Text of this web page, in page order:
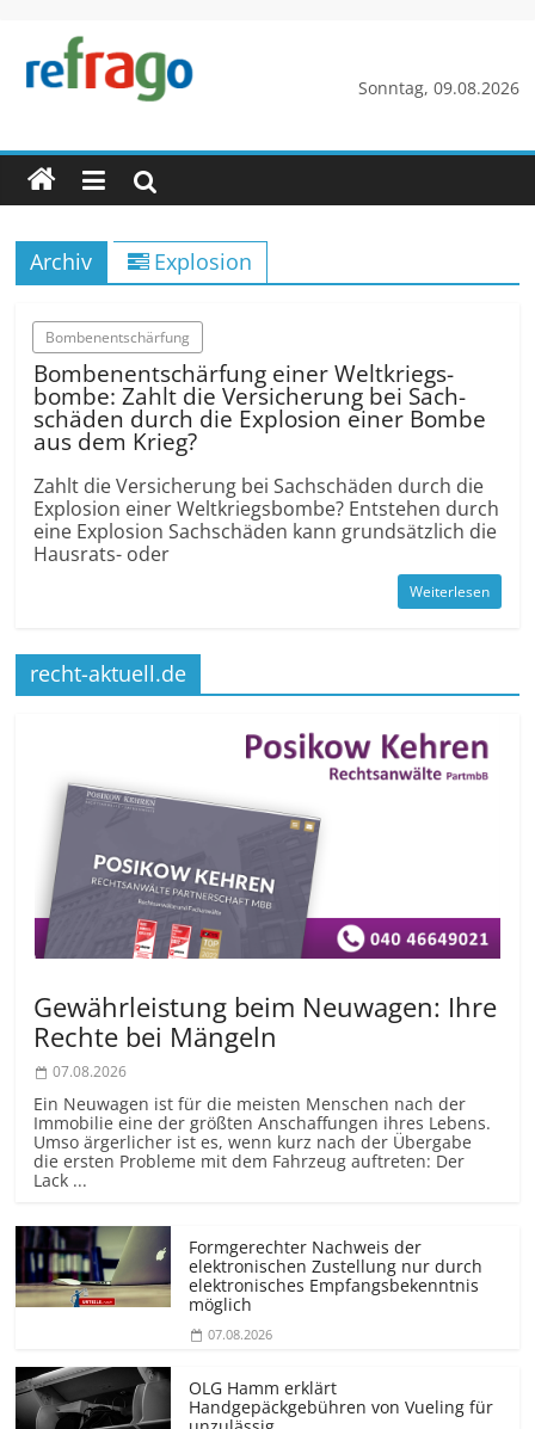
springen
Sonntag, 09.08.2026
refrago
Rechtsfragen
online
verständlich
erklärt
Archiv Explosion
Bomben­ent­schärfung
Bomben­ent­schärfung einer Weltkriegs­
bombe: Zahlt die Versicherung bei Sach­
schäden durch die Explosion einer Bombe
aus dem Krieg?
Zahlt die Versicherung bei Sach­schäden durch die
Explosion einer Weltkriegs­bombe? Entstehen durch
eine Explosion Sach­schäden kann grund­sätzlich die
Hausrats- oder
Weiterlesen
recht-aktuell.de
Gewährleistung beim Neuwagen: Ihre
Rechte bei Mängeln
07.08.2026
Ein Neuwagen ist für die meisten Menschen nach der
Immobilie eine der größten Anschaffungen ihres Lebens.
Umso ärgerlicher ist es, wenn kurz nach der Übergabe
die ersten Probleme mit dem Fahrzeug auftreten: Der
Lack ...
Formgerechter Nachweis der
elektronischen Zustellung nur durch
elektronisches Empfangsbekenntnis
möglich
07.08.2026
OLG Hamm erklärt
Handgepäckgebühren von Vueling für